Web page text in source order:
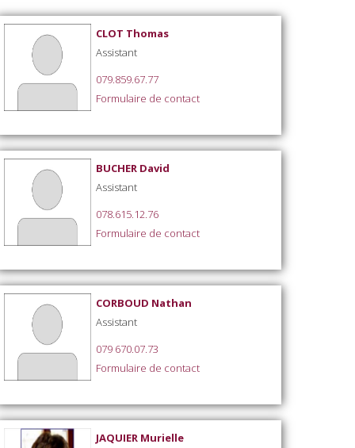
CLOT Thomas
Assistant
079.859.67.77
Formulaire de contact
BUCHER David
Assistant
078.615.12.76
Formulaire de contact
CORBOUD Nathan
Assistant
079 670.07.73
Formulaire de contact
JAQUIER Murielle